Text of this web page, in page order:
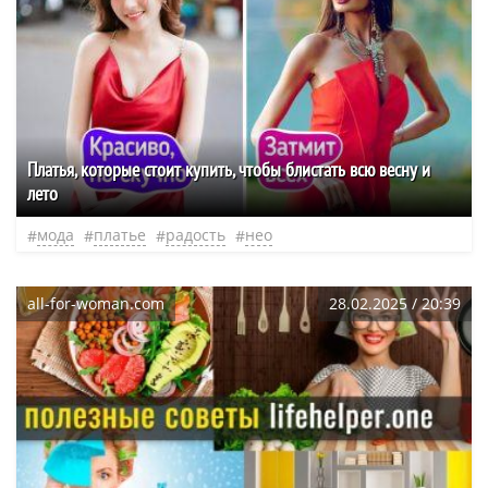
Платья, которые стоит купить, чтобы блистать всю весну и
лето
мода платье радость нео
all-for-woman.com 28.02.2025 / 20:39